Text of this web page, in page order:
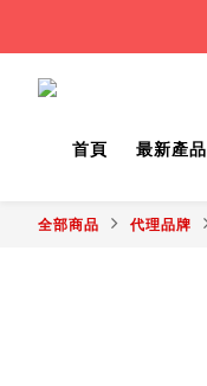
首頁 最新產品
全部商品 代理品牌